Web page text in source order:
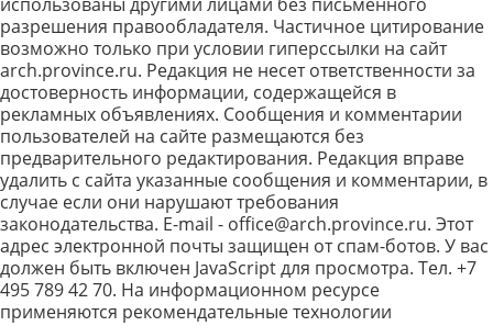
разрешения правообладателя. Частичное цитирование
возможно только при условии гиперссылки на сайт
arch.province.ru. Редакция не несет ответственности за
достоверность информации, содержащейся в
рекламных объявлениях. Сообщения и комментарии
пользователей на сайте размещаются без
предварительного редактирования. Редакция вправе
удалить с сайта указанные сообщения и комментарии, в
случае если они нарушают требования
законодательства. E-mail - office@arch.province.ru. Этот
адрес электронной почты защищен от спам-ботов. У вас
должен быть включен JavaScript для просмотра. Tел. +7
495 789 42 70. На информационном ресурсе
применяются рекомендательные технологии